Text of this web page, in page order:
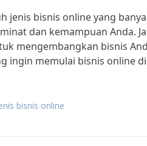
jenis bisnis online yang
dan kemampuan Anda.
mengembangkan bisnis
ingin memulai bisnis online
bisnis online